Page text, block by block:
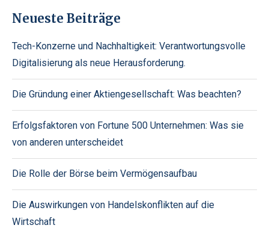
Neueste Beiträge
Tech-Konzerne und Nachhaltigkeit: Verantwortungsvolle
Digitalisierung als neue Herausforderung.
Die Gründung einer Aktiengesellschaft: Was beachten?
Erfolgsfaktoren von Fortune 500 Unternehmen: Was sie
von anderen unterscheidet
Die Rolle der Börse beim Vermögensaufbau
Die Auswirkungen von Handelskonflikten auf die
Wirtschaft